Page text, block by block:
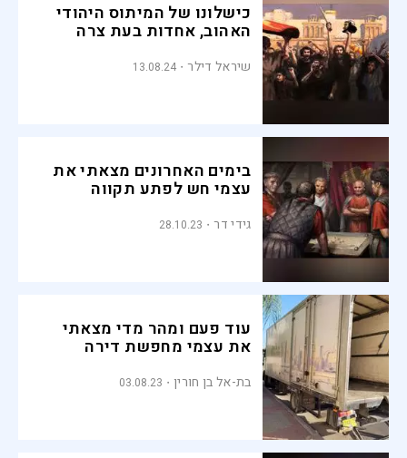
כישלונו של המיתוס היהודי
האהוב, אחדות בעת צרה
שיראל דילר 13.08.24
בימים האחרונים מצאתי את
עצמי חש לפתע תקווה
גידי דר 28.10.23
עוד פעם ומהר מדי מצאתי
את עצמי מחפשת דירה
בת-אל בן חורין 03.08.23